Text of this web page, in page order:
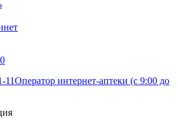
0
11Оператор интернет-аптеки (с 9:00 до